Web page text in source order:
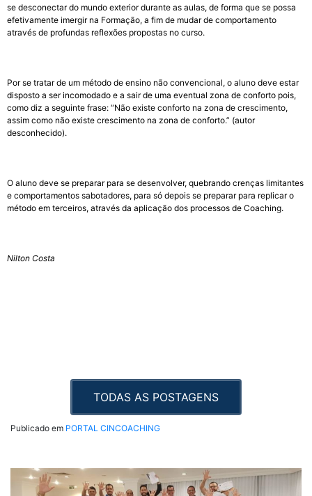
se desconectar do mundo exterior durante as aulas, de forma que se possa
efetivamente imergir na Formação, a fim de mudar de comportamento
através de profundas reflexões propostas no curso.
Por se tratar de um método de ensino não convencional, o aluno deve estar
disposto a ser incomodado e a sair de uma eventual zona de conforto pois,
como diz a seguinte frase: “Não existe conforto na zona de crescimento,
assim como não existe crescimento na zona de conforto.” (autor
desconhecido).
O aluno deve se preparar para se desenvolver, quebrando crenças limitantes
e comportamentos sabotadores, para só depois se preparar para replicar o
método em terceiros, através da aplicação dos processos de Coaching.
Nilton Costa
TODAS AS POSTAGENS
Publicado em PORTAL CINCOACHING